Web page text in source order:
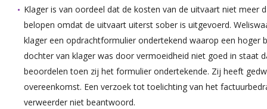
Klager is van oordeel dat de kosten van de uitvaart niet meer
belopen omdat de uitvaart uiterst sober is uitgevoerd.
klager een opdrachtformulier ondertekend waarop een hoger
dochter van klager was door vermoeidheid niet goed in staat
beoordelen toen zij het formulier ondertekende. Zij heeft
overeenkomst. Een verzoek tot toelichting van het
verweerder niet beantwoord.